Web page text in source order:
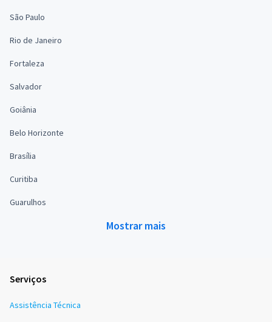
São Paulo
Rio de Janeiro
Fortaleza
Salvador
Goiânia
Belo Horizonte
Brasília
Curitiba
Guarulhos
Mostrar mais
Serviços
Assistência Técnica